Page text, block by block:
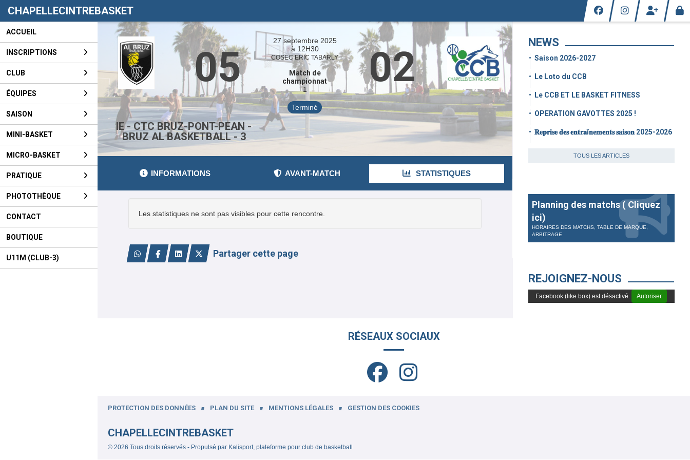
CHAPELLECINTREBASKET
ACCUEIL
INSCRIPTIONS
CLUB
ÉQUIPES
SAISON
MINI-BASKET
MICRO-BASKET
PRATIQUE
PHOTOTHÈQUE
CONTACT
BOUTIQUE
U11M (CLUB-3)
27 septembre 2025
à 12H30
COSEC ERIC TABARLY
Match de
championnat
1
Terminé
05 02
IE - CTC BRUZ-PONT-PEAN -
BRUZ AL BASKETBALL - 3
INFORMATIONS AVANT-MATCH STATISTIQUES
Les statistiques ne sont pas visibles pour cette rencontre.
Partager cette page
NEWS
Saison 2026-2027
Le Loto du CCB
Le CCB ET LE BASKET FITNESS
OPERATION GAVOTTES 2025 !
𝐑𝐞𝐩𝐫𝐢𝐬𝐞 𝐝𝐞𝐬 𝐞𝐧𝐭𝐫𝐚î𝐧𝐞𝐦𝐞𝐧𝐭𝐬 𝐬𝐚𝐢𝐬𝐨𝐧 2025-2026
TOUS LES ARTICLES
Planning des matchs ( Cliquez
ici)
HORAIRES DES MATCHS, TABLE DE MARQUE,
ARBITRAGE
REJOIGNEZ-NOUS
Facebook (like box) est désactivé. Autoriser
RÉSEAUX SOCIAUX
PROTECTION DES DONNÉES PLAN DU SITE MENTIONS LÉGALES GESTION DES COOKIES
CHAPELLECINTREBASKET
© 2026 Tous droits réservés - Propulsé par Kalisport, plateforme pour club de basketball
Panneau de gestion des cookies